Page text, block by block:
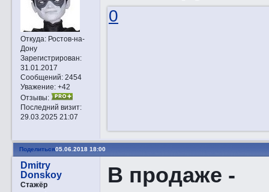
Откуда:Ростов-на-
Дону
Зарегистрирован:
31.01.2017
Сообщений:2454
Уважение: +42
Отзывы:
Последний визит:
29.03.2025 21:07
0
Поделиться05.06.2018 18:00
Dmitry
Donskoy
Стажёр В продаже -